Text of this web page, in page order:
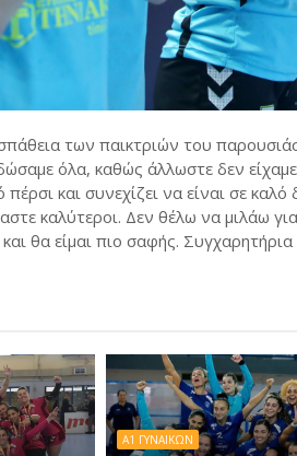
των παικτριών του
όλα, καθώς άλλωστε δεν
και συνεχίζει να είναι σε
καλύτεροι. Δεν θέλω να μιλάω
θα είμαι πιο σαφής.
Α1 ΓΥΝΑΙΚΩΝ